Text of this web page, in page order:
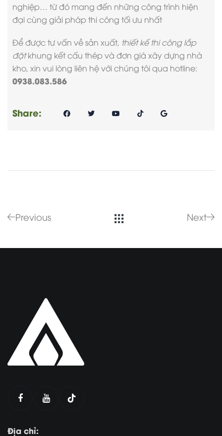
nghiệp… từ đó mang đến những công trình hiện
đại cùng giải pháp thi công tối ưu nhất
Để được tư vấn về sản xuất, thiết kế thi công lắp
đặtkhung kết cấu thép và đơn giá xây dựng nhà
kho, xin vui lòng liên hệ với chúng tôi qua hotline:
0938.083.586
Share:
Previous Next
Địa chỉ: